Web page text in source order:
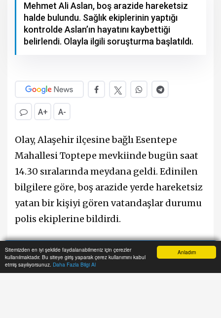
Anladım
Sitemizden en iyi şekilde faydalanabilmeniz için çerezler
kullanılmaktadır. Bu siteye giriş yaparak çerez kullanımını kabul
etmiş sayılıyorsunuz. Daha Fazla Bilgi Al
Mehmet Ali Aslan, boş arazide hareketsiz
halde bulundu. Sağlık ekiplerinin yaptığı
kontrolde Aslan’ın hayatını kaybettiği
belirlendi. Olayla ilgili soruşturma başlatıldı.
A+ A-
Olay, Alaşehir ilçesine bağlı Esentepe
Mahallesi Toptepe mevkiinde bugün saat
14.30 sıralarında meydana geldi. Edinilen
bilgilere göre, boş arazide yerde hareketsiz
yatan bir kişiyi gören vatandaşlar durumu
polis ekiplerine bildirdi.
İhbar üzerine olay yerine polis ve sağlık
ekipleri sevk edildi. Sağlık ekiplerinin
Anasayfa Yazarlar Haber Ara İhbar Hattı Menu